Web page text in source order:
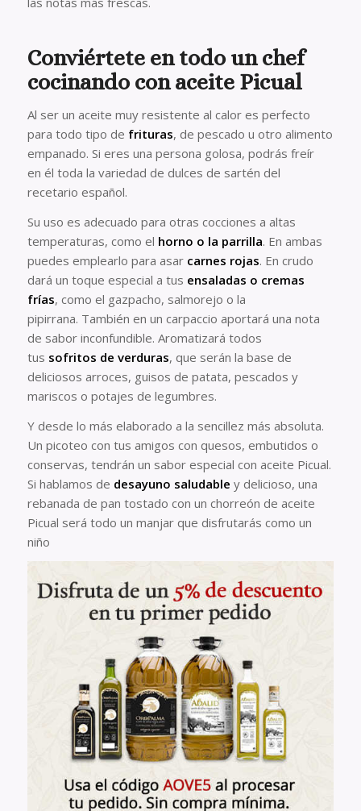
Conviértete en todo un chef
cocinando con aceite Picual
Al ser un aceite muy resistente al calor es perfecto
para todo tipo de frituras, de pescado u otro alimento
empanado. Si eres una persona golosa, podrás freír
en él toda la variedad de dulces de sartén del
recetario español.
Su uso es adecuado para otras cocciones a altas
temperaturas, como el horno o la parrilla. En ambas
puedes emplearlo para asar carnes rojas. En crudo
dará un toque especial a tus ensaladas o cremas
frías, como el gazpacho, salmorejo o la
pipirrana. También en un carpaccio aportará una nota
de sabor inconfundible. Aromatizará todos
tus sofritos de verduras, que serán la base de
deliciosos arroces, guisos de patata, pescados y
mariscos o potajes de legumbres.
Y desde lo más elaborado a la sencillez más absoluta.
Un picoteo con tus amigos con quesos, embutidos o
conservas, tendrán un sabor especial con aceite Picual.
Si hablamos de desayuno saludable y delicioso, una
rebanada de pan tostado con un chorreón de aceite
Picual será todo un manjar que disfrutarás como un
niño